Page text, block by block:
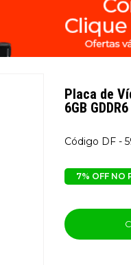
Placa de
6GB
DF -
7% OFF NO